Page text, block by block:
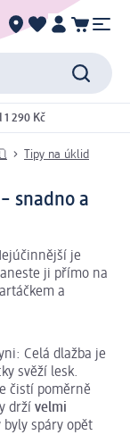
290 Kč
Tipy na úklid
snadno a
je
ji přímo na
a
Celá dlažba je
svěží lesk.
čistí poměrně
drží velmi
byly spáry opět